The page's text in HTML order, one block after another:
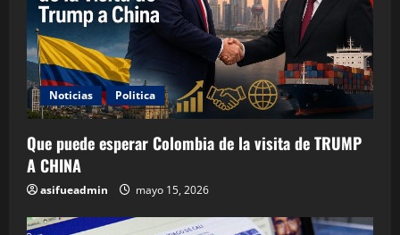
Noticias Politica
Que puede esperar Colombia de la visita de TRUMP
A CHINA
asifueadmin mayo 15, 2026